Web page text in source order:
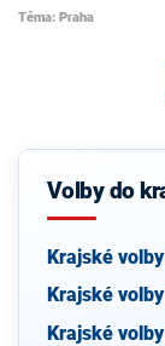
Téma: Praha
Volby do
Krajské
Krajské
Krajské